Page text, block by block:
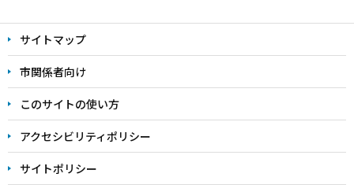
文
こ
こ
ま
で
サイトマップ
市関係者向け
このサイトの使い方
アクセシビリティポリシー
サイトポリシー